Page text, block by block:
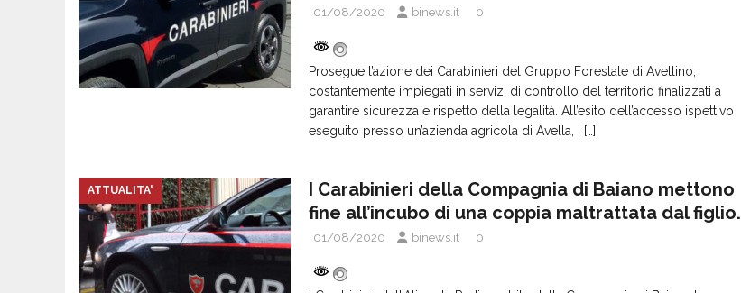
01/08/2020 binews.it 0
Prosegue l’azione dei Carabinieri del Gruppo Forestale di Avellino,
costantemente impiegati in servizi di controllo del territorio finalizzati a
garantire sicurezza e rispetto della legalità. All’esito dell’accesso ispettivo
eseguito presso un’azienda agricola di Avella, i […]
ATTUALITA'
I Carabinieri della Compagnia di Baiano mettono
fine all’incubo di una coppia maltrattata dal figlio.
01/08/2020 binews.it 0